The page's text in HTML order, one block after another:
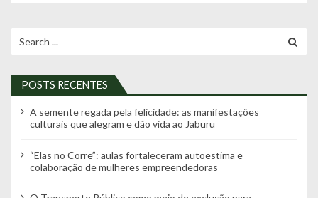
for:
POSTS RECENTES
A semente regada pela felicidade: as manifestações
culturais que alegram e dão vida ao Jaburu
“Elas no Corre”: aulas fortaleceram autoestima e
colaboração de mulheres empreendedoras